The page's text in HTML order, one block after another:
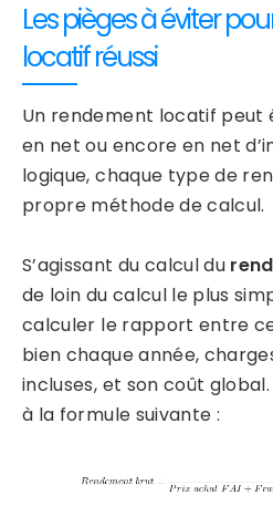
Les pièges à éviter
locatif réussi
Un rendement locatif peut
en net ou encore en net
logique, chaque type de
propre méthode de calcul.
S’agissant du calcul du
de loin du calcul le plus
calculer le rapport entre
bien chaque année,
incluses, et son coût
à la formule suivante :